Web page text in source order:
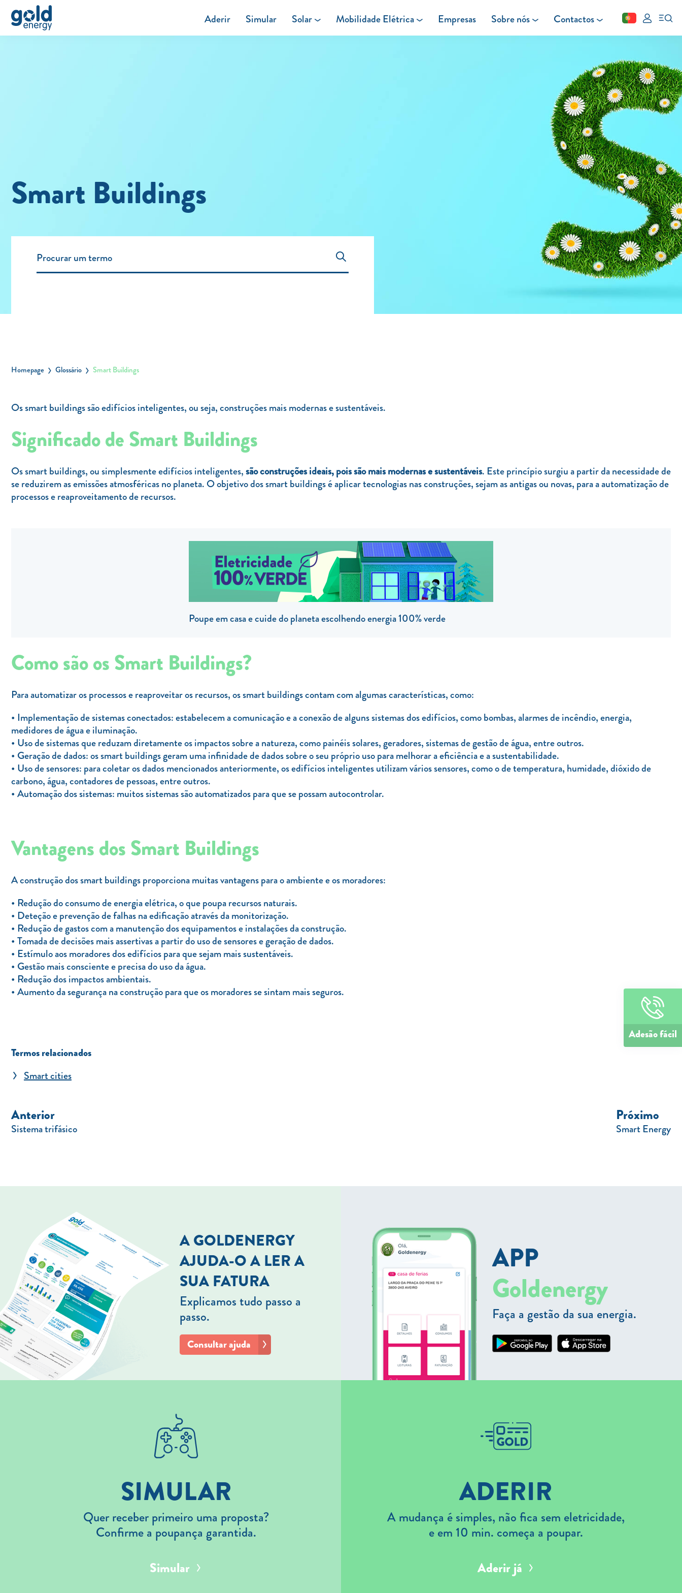
Aderir Simular Solar Mobilidade Elétrica Empresas Sobre nós Contactos
Fechar
Smart Buildings
Homepage Glossário Smart Buildings
Os smart buildings são edifícios inteligentes, ou seja, construções mais modernas e sustentáveis.
Significado de Smart Buildings
Os smart buildings, ou simplesmente edifícios inteligentes,são construções ideais, pois são mais modernas e sustentáveis. Este princípio surgiu a partir da necessidade de
se reduzirem as emissões atmosféricas no planeta. O objetivo dos smart buildings é aplicar tecnologias nas construções, sejam as antigas ou novas, para a automatização de
processos e reaproveitamento de recursos.
Poupe em casa e cuide do planeta escolhendo energia 100% verde
Como são os Smart Buildings?
Para automatizar os processos e reaproveitar os recursos, os smart buildings contam com algumas características, como:
Implementação de sistemas conectados: estabelecem a comunicação e a conexão de alguns sistemas dos edifícios, como bombas, alarmes de incêndio, energia,
medidores de água e iluminação.
Uso de sistemas que reduzam diretamente os impactos sobre a natureza, como painéis solares, geradores, sistemas de gestão de água, entre outros.
Geração de dados: os smart buildings geram uma infinidade de dados sobre o seu próprio uso para melhorar a eficiência e a sustentabilidade.
Uso de sensores: para coletar os dados mencionados anteriormente, os edifícios inteligentes utilizam vários sensores, como o de temperatura, humidade, dióxido de
carbono, água, contadores de pessoas, entre outros.
Automação dos sistemas: muitos sistemas são automatizados para que se possam autocontrolar.
Vantagens dos Smart Buildings
A construção dos smart buildings proporciona muitas vantagens para o ambiente e os moradores:
Redução do consumo de energia elétrica, o que poupa recursos naturais.
Deteção e prevenção de falhas na edificação através da monitorização.
Redução de gastos com a manutenção dos equipamentos e instalações da construção.
Tomada de decisões mais assertivas a partir do uso de sensores e geração de dados.
Estímulo aos moradores dos edifícios para que sejam mais sustentáveis.
Gestão mais consciente e precisa do uso da água.
Redução dos impactos ambientais.
Aumento da segurança na construção para que os moradores se sintam mais seguros.
Termos relacionados
Smart cities
Anterior
Sistema trifásico
Próximo
Smart Energy
A GOLDENERGY
AJUDA-O A LER A
SUA FATURA
Explicamos tudo passo a
passo.
Consultar ajuda
APP
Goldenergy
Faça a gestão da sua energia.
SIMULAR
Quer receber primeiro uma proposta?
Confirme a poupança garantida.
Simular
ADERIR
A mudança é simples, não fica sem eletricidade,
e em 10 min. começa a poupar.
Aderir já
Adesão fácil